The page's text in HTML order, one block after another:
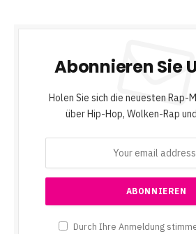
Abonnieren Sie
Holen Sie sich die neuesten Rap-
über Hip-Hop, Wolken-Rap
Durch Ihre Anmeldung